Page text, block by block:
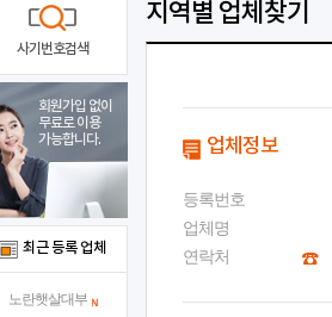
지역별 업체찾기
업체정보
등록번호
업체명
연락처
사기번호검색
회원가입 없이
무료로 이용
가능합니다.
최근 등록 업체
노란햇살대부